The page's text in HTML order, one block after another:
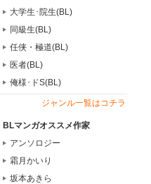
大学生･院生(BL)
同級生(BL)
任侠・極道(BL)
医者(BL)
俺様･ドS(BL)
ジャンル一覧はコチラ
BLマンガオススメ作家
アンソロジー
霜月かいり
坂本あきら